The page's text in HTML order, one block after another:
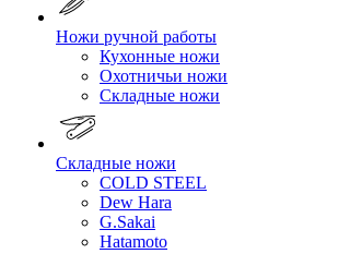
Ножи ручной работы
Кухонные ножи
Охотничьи ножи
Складные ножи
Складные ножи
COLD STEEL
Dew Hara
G.Sakai
Hatamoto